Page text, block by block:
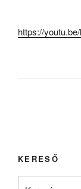
https://
KERESŐ